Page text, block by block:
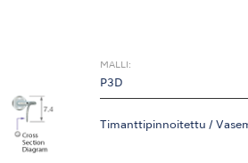
MALLI:
P3D
Timanttipinnoitettu /